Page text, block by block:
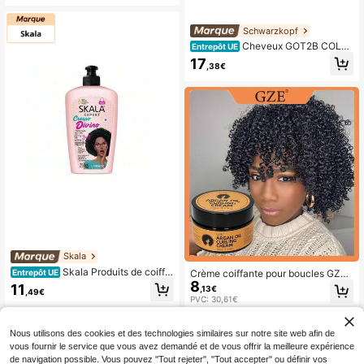
Skala
Entrepôt UE Skala Produits de coiffa
ge
11 ,49€
Schwarzkopf
Entrepôt UE Cheveux GOT2B COLLÉ
étanche
17 ,38€
Crème coiffante pour boucles GZE
à l'huile d'argan marocaine 100g/3,
55oz, définit les boucles et les ondu
lations rebondissantes, crème coiff
ante pour boucles hydratante anti-f
risottis, tenue naturelle durable, con
vient aux cheveux secs et texturés
8 ,13€
PVC: 30,61€
Nous utilisons des cookies et des technologies similaires sur notre site web afin de
vous fournir le service que vous avez demandé et de vous offrir la meilleure expérience
de navigation possible. Vous pouvez "Tout rejeter", "Tout accepter" ou définir vos